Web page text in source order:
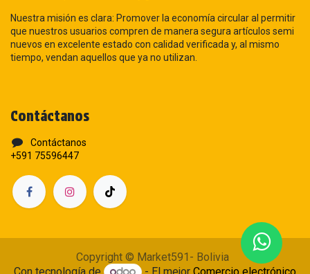
Nuestra misión es clara: Promover la economía circular al permitir
que nuestros usuarios compren de manera segura artículos semi
nuevos en excelente estado con calidad verificada y, al mismo
tiempo, vendan aquellos que ya no utilizan.
Contáctanos
Contáctanos
+591 75596447
Copyright © Market591- Bolivia